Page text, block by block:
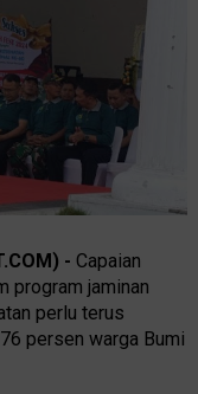
- Capaian
program jaminan
perlu terus
persen warga Bumi